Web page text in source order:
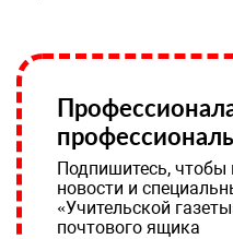
Подпишитесь, чтобы
новости и
«Учительской
почтового ящика